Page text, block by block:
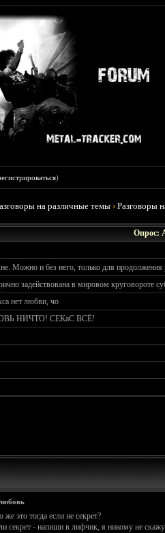
)
на различные темы ›Разговоры
Опрос:
Можно и без него, только для продолжения
задействована в мировом круговороте
нет любви, чо
НИЧТО! СЕКаС ВСЁ!
же это тогда если не секрет?
секрет - напиши в лифчик, я никому не